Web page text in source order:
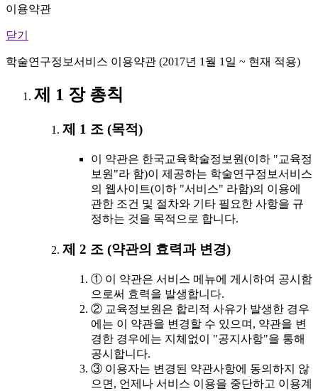
이용약관
닫기
학술연구정보서비스 이용약관 (2017년 1월 1일 ~ 현재 적용)
제 1 장 총칙
제 1 조 (목적)
이 약관은 한국교육학술정보원(이하 "교육정
보원"라 함)이 제공하는 학술연구정보서비스
의 웹사이트(이하 "서비스" 라함)의 이용에
관한 조건 및 절차와 기타 필요한 사항을 규
정하는 것을 목적으로 합니다.
제 2 조 (약관의 효력과 변경)
① 이 약관은 서비스 메뉴에 게시하여 공시함
으로써 효력을 발생합니다.
② 교육정보원은 합리적 사유가 발생한 경우
에는 이 약관을 변경할 수 있으며, 약관을 변
경한 경우에는 지체없이 "공지사항"을 통해
공시합니다.
③ 이용자는 변경된 약관사항에 동의하지 않
으면, 언제나 서비스 이용을 중단하고 이용계